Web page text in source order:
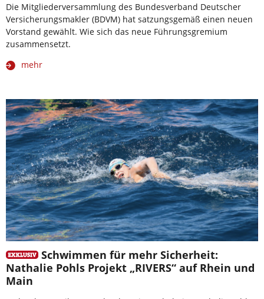
Die Mitgliederversammlung des Bundesverband Deutscher
Versicherungsmakler (BDVM) hat satzungsgemäß einen neuen
Vorstand gewählt. Wie sich das neue Führungsgremium
zusammensetzt.
mehr
Schwimmen für mehr Sicherheit:
Nathalie Pohls Projekt „RIVERS“ auf Rhein und
Main